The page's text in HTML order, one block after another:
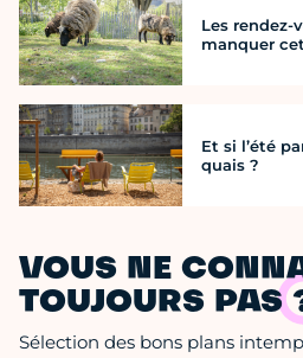
Les rendez-
manquer
Et si l’été
quais ?
VOUS NE
TOUJOURS PAS
Sélection des bons plans